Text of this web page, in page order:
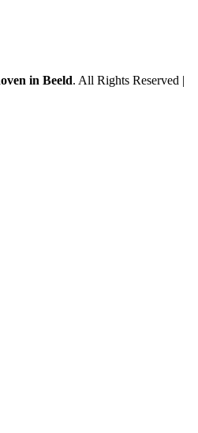
in Beeld. All Rights Reserved |